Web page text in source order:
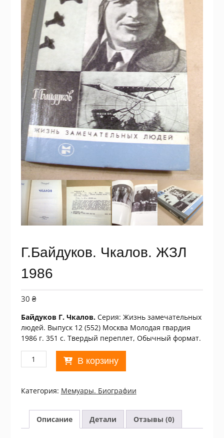
Г.Байдуков. Чкалов. ЖЗЛ
1986
30 ₴
Байдуков Г. Чкалов. Серия: Жизнь замечательных
людей. Выпуск 12 (552) Москва Молодая гвардия
1986 г. 351 с. Твердый переплет, Обычный формат.
Количество
товара
Чкалов.
1986
В корзину
Категория: Мемуары. Биографии
Описание Детали Отзывы (0)